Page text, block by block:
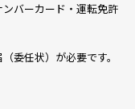
バーカード・運転免許
委任状）が必要です。